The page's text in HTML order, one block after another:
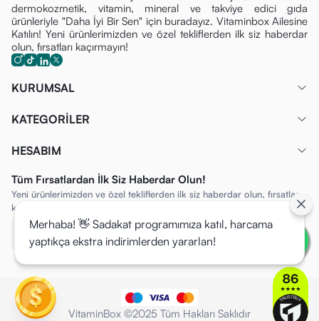
dermokozmetik, vitamin, mineral ve takviye edici gıda
ürünleriyle "Daha İyi Bir Sen" için buradayız. Vitaminbox Ailesine
Katılın! Yeni ürünlerimizden ve özel tekliflerden ilk siz haberdar
olun, fırsatları kaçırmayın!
KURUMSAL
KATEGORİLER
HESABIM
Tüm Fırsatlardan İlk Siz Haberdar Olun!
Yeni ürünlerimizden ve özel tekliflerden ilk siz haberdar olun, fırsatları
kaçırmayın!
VitaminBox ©2025 Tüm Hakları Saklıdır
Merhaba! 👋 Sadakat programımıza katıl, harcama
yaptıkça ekstra indirimlerden yararlan!